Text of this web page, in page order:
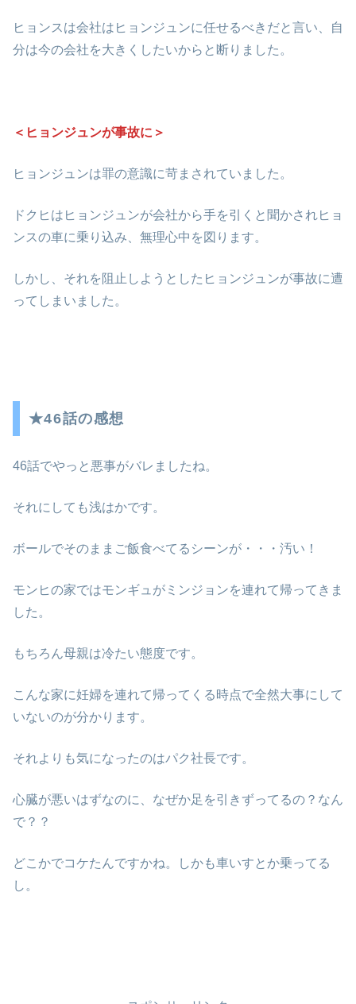
ヒョンスは会社はヒョンジュンに任せるべきだと言い、自
分は今の会社を大きくしたいからと断りました。
＜ヒョンジュンが事故に＞
ヒョンジュンは罪の意識に苛まされていました。
ドクヒはヒョンジュンが会社から手を引くと聞かされヒョ
ンスの車に乗り込み、無理心中を図ります。
しかし、それを阻止しようとしたヒョンジュンが事故に遭
ってしまいました。
★46話の感想
46話でやっと悪事がバレましたね。
それにしても浅はかです。
ボールでそのままご飯食べてるシーンが・・・汚い！
モンヒの家ではモンギュがミンジョンを連れて帰ってきま
した。
もちろん母親は冷たい態度です。
こんな家に妊婦を連れて帰ってくる時点で全然大事にして
いないのが分かります。
それよりも気になったのはパク社長です。
心臓が悪いはずなのに、なぜか足を引きずってるの？なん
で？？
どこかでコケたんですかね。しかも車いすとか乗ってる
し。